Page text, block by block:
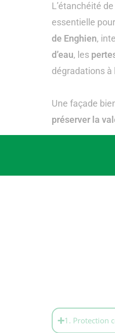
L’étanchéité
essentielle
de Enghien,
d’eau, les
dégradations à
Une façade
préserver la
4. Longévité